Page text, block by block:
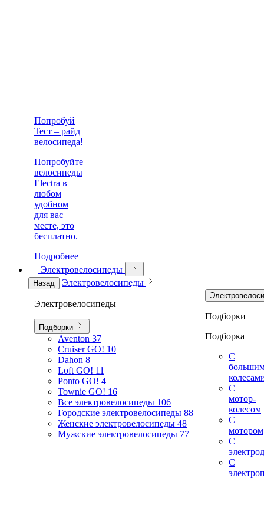
Попробуй
Тест – райд
велосипеда!
Попробуйте
велосипеды
Electra в
любом
удобном
для вас
месте, это
бесплатно.
Подробнее
Электровелосипеды
Назад Электровелосипеды
Электровелосипеды
Подборки
Aventon 37
Cruiser GO! 10
Dahon 8
Loft GO! 11
Ponto GO! 4
Townie GO! 16
Все электровелосипеды 106
Городские электровелосипеды 88
Женские электровелосипеды 48
Мужские электровелосипеды 77
Подборки
Подборка
С
С
мотор-
колесом
С
мотором
С
С